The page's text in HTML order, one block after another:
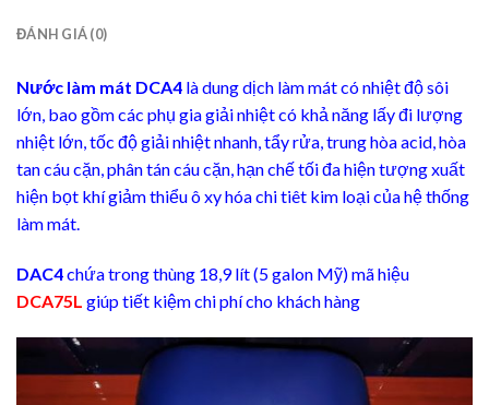
ĐÁNH GIÁ (0)
Nước làm mát DCA4 là dung dịch làm mát có nhiệt độ sôi
lớn, bao gồm các phụ gia giải nhiệt có khả năng lấy đi lượng
nhiệt lớn, tốc độ giải nhiệt nhanh, tẩy rửa, trung hòa acid, hòa
tan cáu cặn, phân tán cáu cặn, hạn chế tối đa hiện tượng xuất
hiện bọt khí giảm thiểu ô xy hóa chi tiêt kim loại của hệ thống
làm mát.
DAC4chứa trong thùng 18,9 lít (5 galon Mỹ) mã hiệu
DCA75L giúp tiết kiệm chi phí cho khách hàng